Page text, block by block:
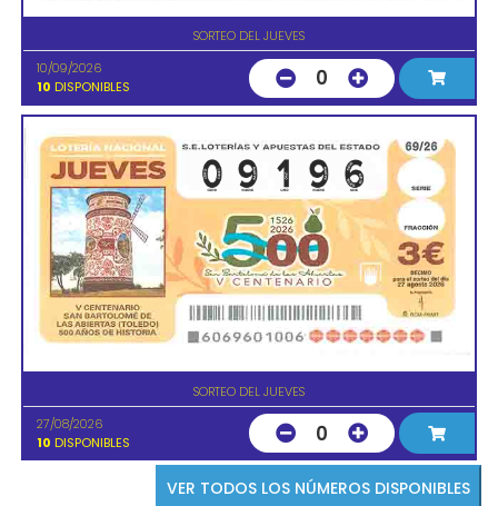
SORTEO DEL JUEVES
10/09/2026
10 DISPONIBLES 0
SORTEO DEL JUEVES
27/08/2026
10 DISPONIBLES 0
VER TODOS LOS NÚMEROS DISPONIBLES